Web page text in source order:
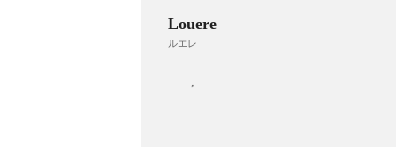
Louere
ルエレ